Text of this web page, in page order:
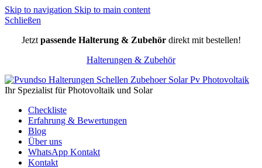
Skip to navigation Skip to main content
Schließen
Jetzt passende Halterung & Zubehördirekt mit bestellen!
Halterungen & Zubehör
Ihr Spezialist für Photovoltaik und Solar
Checkliste
Erfahrung & Bewertungen
Blog
Über uns
WhatsApp Kontakt
Kontakt